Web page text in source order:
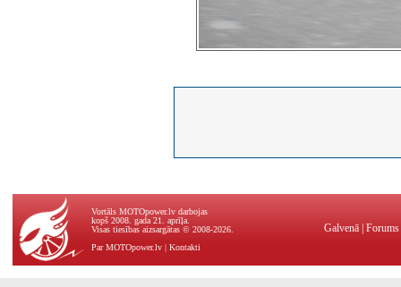
Vortāls MOTOpower.lv darbojas
kopš 2008. gada 21. aprīļa.
Visas tiesības aizsargātas © 2008-2026.
Par MOTOpower.lv | Kontakti
Galvenā Forums